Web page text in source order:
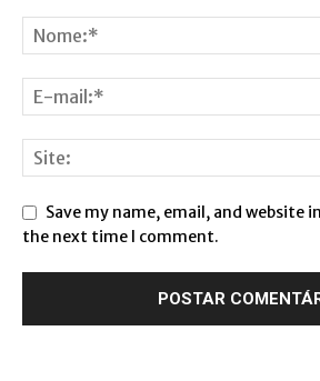
Save my name, email, and website
the next time I comment.